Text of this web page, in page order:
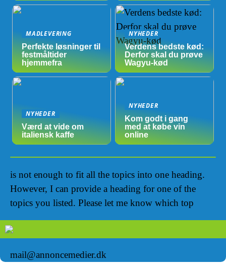
MADLEVERING
Perfekte løsninger til
festmåltider
hjemmefra
NYHEDER
Verdens bedste kød:
Derfor skal du prøve
Wagyu-kød
NYHEDER
Værd at vide om
italiensk kaffe
NYHEDER
Kom godt i gang
med at købe vin
online
is not enough to fit all the topics into one heading.
However, I can provide a heading for one of the
topics you listed. Please let me know which top
mail@annoncemedier.dk